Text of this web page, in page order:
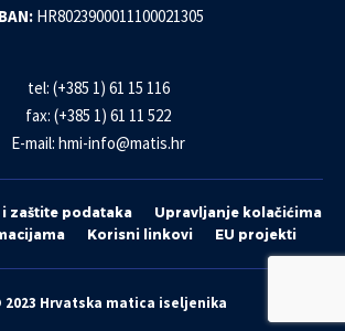
HR8023900011100021305
tel: (+385 1) 61 15 116
fax: (+385 1) 61 11 522
E-mail: hmi-info@matis.hr
zaštite podataka
Upravljanje kolačićima
Korisni linkovi EU projekti
2023 Hrvatska matica iseljenika